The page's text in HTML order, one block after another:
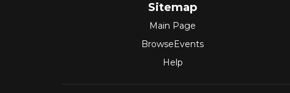
Sitemap
Main Page
BrowseEvents
Help